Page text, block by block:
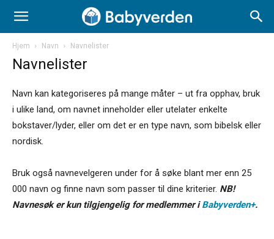
Hjem Navn Navnelister
Navnelister
Navn kan kategoriseres på mange måter – ut fra opphav, bruk
i ulike land, om navnet inneholder eller utelater enkelte
bokstaver/lyder, eller om det er en type navn, som bibelsk eller
nordisk.
Bruk også navnevelgeren under for å søke blant mer enn 25
000 navn og finne navn som passer til dine kriterier. NB!
Navnesøk er kun tilgjengelig for medlemmer iBabyverden+.